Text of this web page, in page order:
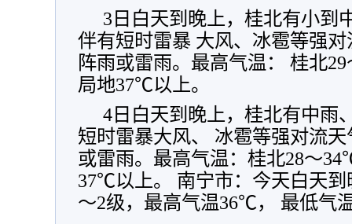
3日白天到晚上，桂北有小到
伴有短时雷暴 大风、冰雹等强
阵雨或雷雨。最高气温： 桂北
局地37℃以上。
4日白天到晚上，桂北有中雨
短时雷暴大风、 冰雹等强对流
或雷雨。最高气温：桂北28～
37℃以上。 南宁市：今天白天
～2级，最高气温36℃， 最低气